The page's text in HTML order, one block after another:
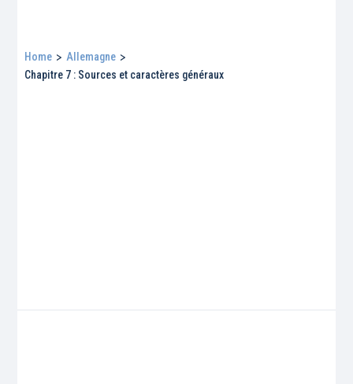
Home > Allemagne >
Chapitre 7 : Sources et caractères généraux